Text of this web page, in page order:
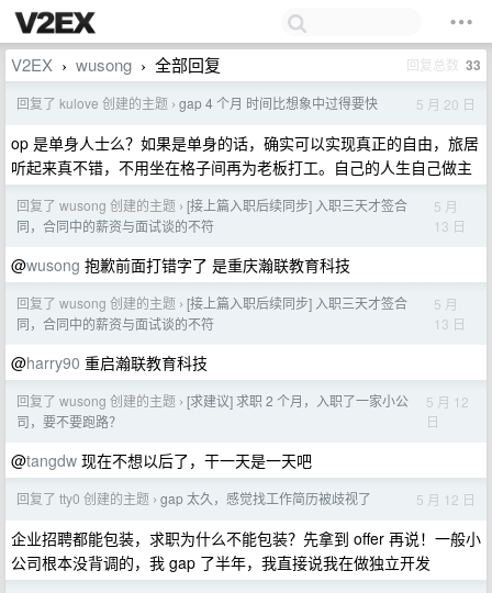
V2EX › wusong › 全部回复 回复总数 33
回复了 kulove 创建的主题 › gap 4 个月 时间比想象中过得要快 5 月 20 日
op 是单身人士么？如果是单身的话，确实可以实现真正的自由，旅居
听起来真不错，不用坐在格子间再为老板打工。自己的人生自己做主
回复了 wusong 创建的主题 › [接上篇入职后续同步] 入职三天才签合
同，合同中的薪资与面试谈的不符
5 月
13 日
@wusong 抱歉前面打错字了 是重庆瀚联教育科技
回复了 wusong 创建的主题 › [接上篇入职后续同步] 入职三天才签合
同，合同中的薪资与面试谈的不符
5 月
13 日
@harry90 重启瀚联教育科技
回复了 wusong 创建的主题 › [求建议] 求职 2 个月，入职了一家小公
司，要不要跑路？
5 月 12
日
@tangdw 现在不想以后了，干一天是一天吧
回复了 tty0 创建的主题 › gap 太久，感觉找工作简历被歧视了 5 月 12 日
企业招聘都能包装，求职为什么不能包装？先拿到 offer 再说！一般小
公司根本没背调的，我 gap 了半年，我直接说我在做独立开发